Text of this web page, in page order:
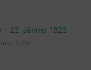
22. Jänner 1822